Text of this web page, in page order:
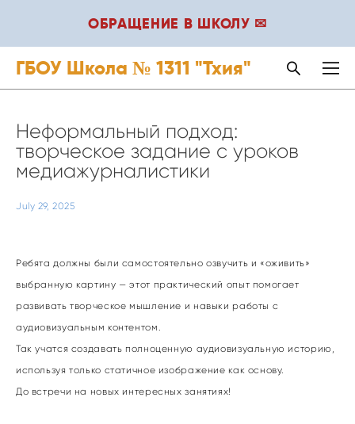
ОБРАЩЕНИЕ В ШКОЛУ ✉
ГБОУ Школа № 1311 "Тхия"
July 29, 2025
Неформальный подход:
творческое задание с уроков
медиажурналистики
Ребята должны были самостоятельно озвучить и «оживить»
выбранную картину — этот практический опыт помогает
развивать творческое мышление и навыки работы с
аудиовизуальным контентом.
Так учатся создавать полноценную аудиовизуальную историю,
используя только статичное изображение как основу.
До встречи на новых интересных занятиях!